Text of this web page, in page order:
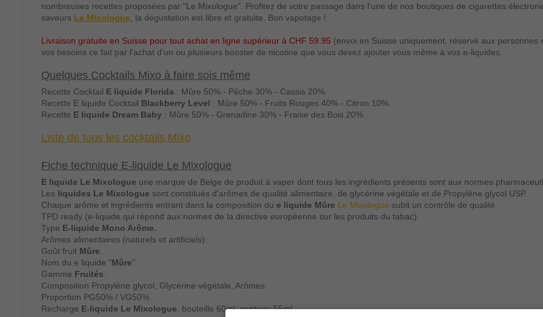
nombreuses recettes proposées par "Le Mixologue". Profitez de votre passage dans l'une de nos boutiques de cigarettes
saveurs Le Mixologue , la dégustation est libre et gratuite. Bon vapotage !
Livraison gratuite en Suisse pour tout achat en ligne supérieur à CHF 59.95 (envoi en Suisse uniquement, réservé aux
vos besoins ce fait par l'achat d'un ou plusieurs booster de nicotine que vous devez ajouter vous même à vos e-liquides.
Quelques Cocktails Mixo à faire sois même
Recette Cocktail E liquide Florida : Mûre 50% - Pêche 30% - Cassis 20%.
Recette E liquide Cocktail Blackberry Level : Mûre 50% - Fruits Rouges 40% - Citron 10%.
Recette E liquide Dream Baby : Mûre 50% - Grenadine 30% - Fraise des Bois 20%.
Liste de tous les cocktails Mixo
Fiche technique E-liquide Le Mixologue
E liquide Le Mixologue une marque de Belge de produit à vaper dont tous les ingrédients présents sont aux normes
Les liquides Le Mixologue sont constitués d'arômes de qualité alimentaire, de glycérine végétale et de Propylène glycol USP.
Chaque arôme et ingrédients entrant dans la composition du e liquide Mûre Le Mixologue subit un contrôle de qualité.
TPD ready (e-liquide qui répond aux normes de la directive européenne sur les produits du tabac).
Type E-liquide Mono Arôme.
Arômes alimentaires (naturels et artificiels).
Goût fruit Mûre
Nom du e liquide "Mûre".
Gamme Fruités
Composition Propylène glycol, Glycérine végétale, Arômes.
Proportion PG50% / VG50%.
Recharge E-liquide Le Mixologue , bouteille 60ml, contenu 55ml.